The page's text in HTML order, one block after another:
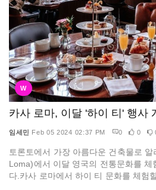
W
카사 로마, 이달 '하이 티' 행사
임세민 Feb 05 2024 02:37 PM 0 0
토론토에서 가장 아름다운 건축물로
Loma)에서 이달 영국의 전통문화를 체
다.카사 로마에서 하이 티 문화를 체험